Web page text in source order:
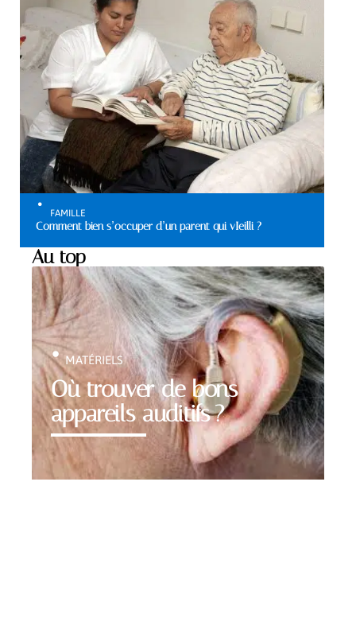
FAMILLE
Comment bien s’occuper d’un parent qui vIeilli ?
Au top
Où trouver de bons
appareils auditifs ?
MATÉRIELS